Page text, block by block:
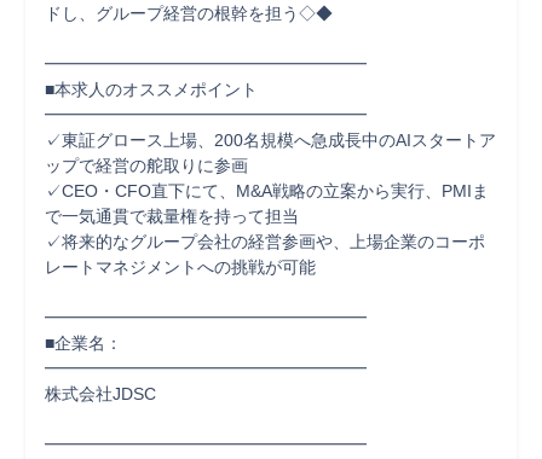
ドし、グループ経営の根幹を担う◇◆
━━━━━━━━━━━━━━━━━━━
■本求人のオススメポイント
━━━━━━━━━━━━━━━━━━━
✓東証グロース上場、200名規模へ急成長中のAIスタートア
ップで経営の舵取りに参画
✓CEO・CFO直下にて、M&A戦略の立案から実行、PMIま
で一気通貫で裁量権を持って担当
✓将来的なグループ会社の経営参画や、上場企業のコーポ
レートマネジメントへの挑戦が可能
━━━━━━━━━━━━━━━━━━━
■企業名：
━━━━━━━━━━━━━━━━━━━
株式会社JDSC
━━━━━━━━━━━━━━━━━━━